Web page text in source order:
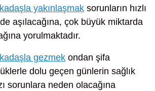
yakınlaşmak sorunların hızlı
aşılacağına, çok büyük miktarda
yorulmaktadır.
gezmek ondan şifa
dolu geçen günlerin sağlık
sorunlara neden olacağına